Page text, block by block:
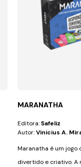
MARANATHA
Editora:Safeliz
Autor:Vinicius A.
Maranatha é um jogo
divertido e criativo. A